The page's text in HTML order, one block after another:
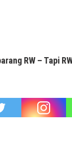
RW – Tapi